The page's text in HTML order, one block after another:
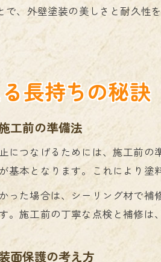
で、外壁塗装の美しさと耐久
長持ちの秘訣
工前の準備法
につなげるためには、施工前
基本となります。これにより
った場合は、シーリング材で
。施工前の丁寧な点検と補修は
面保護の考え方